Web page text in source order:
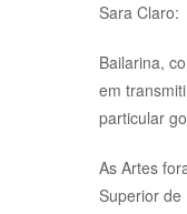
Sara Claro:
Bailarina,
em
particular
As Artes
Superior de